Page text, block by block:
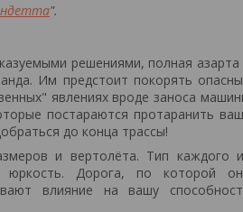
".
решениями, полная азарта
Им предстоит покорять
явлениях вроде заноса
постараются протаранить
до конца трассы!
и вертолёта. Тип каждого
юркость. Дорога, по которой
влияние на вашу